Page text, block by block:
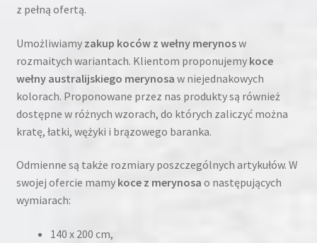
z pełną ofertą.
Umożliwiamy zakup koców z wełny merynosw
rozmaitych wariantach. Klientom proponujemy koce
wełny australijskiego merynosa w niejednakowych
kolorach. Proponowane przez nas produkty są również
dostępne w różnych wzorach, do których zaliczyć można
kratę, łatki, wężyki i brązowego baranka.
Odmienne są także rozmiary poszczególnych artykułów. W
swojej ofercie mamy koce z merynosa o następujących
wymiarach:
140 x 200 cm,